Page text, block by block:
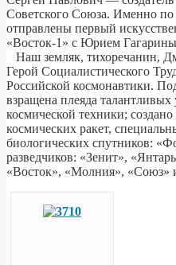
Советского Союза. Именно
отправлены первый
«Восток-1» с Юрием
Наш земляк, тихоречанин,
Герой Социалистического
Российской космонавтики.
взращена плеяда
космической техники;
космических ракет,
биологических спутников:
разведчиков: «Зенит»,
«Восток», «Молния», «Союз»